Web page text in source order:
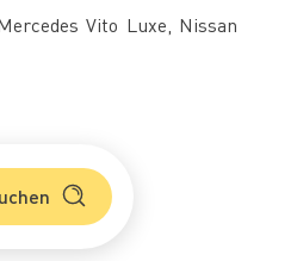
Vito Luxe, Nissan